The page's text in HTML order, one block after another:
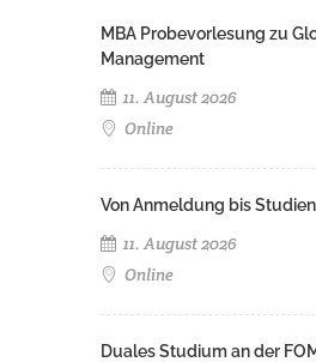
MBA Probevorlesung zu
Management
11. August 2026
Online
Von Anmeldung bis
11. August 2026
Online
Duales Studium an der